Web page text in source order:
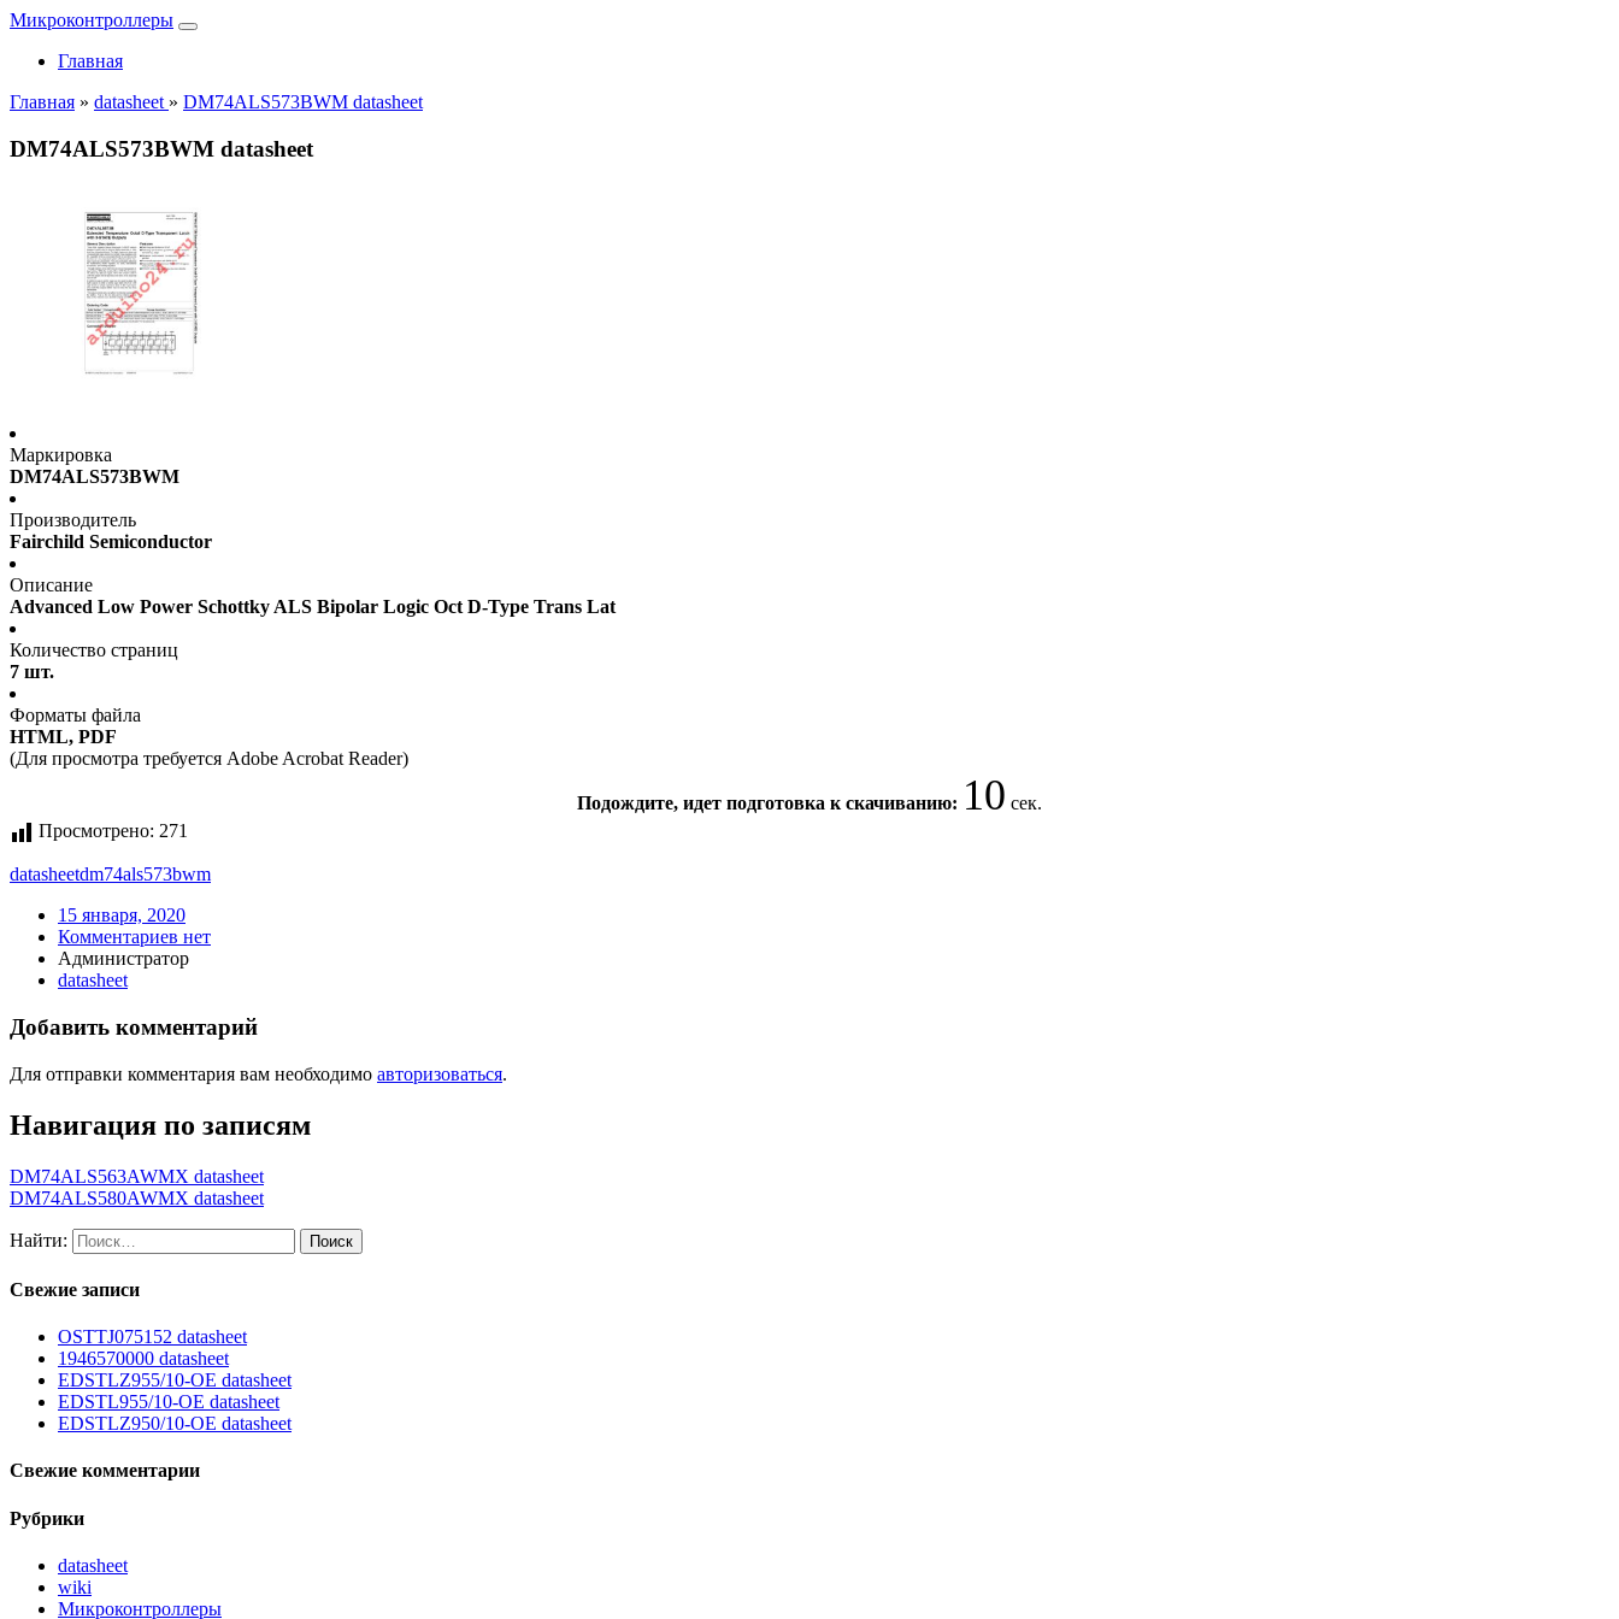
Микроконтроллеры
Главная
Главная » datasheet » DM74ALS573BWM datasheet
DM74ALS573BWM datasheet
Маркировка
DM74ALS573BWM
Производитель
Fairchild Semiconductor
Описание
Advanced Low Power Schottky ALS Bipolar Logic Oct D-Type Trans Lat
Количество страниц
7 шт.
Форматы файла
HTML, PDF
(Для просмотра требуется Adobe Acrobat Reader)
Подождите, идет подготовка к скачиванию: 10 сек.
Просмотрено: 271
datasheetdm74als573bwm
15 января, 2020
Комментариев нет
Администратор
datasheet
Добавить комментарий
Для отправки комментария вам необходимо авторизоваться.
Навигация по записям
DM74ALS563AWMX datasheet
DM74ALS580AWMX datasheet
Найти:
Свежие записи
OSTTJ075152 datasheet
1946570000 datasheet
EDSTLZ955/10-OE datasheet
EDSTL955/10-OE datasheet
EDSTLZ950/10-OE datasheet
Свежие комментарии
Рубрики
datasheet
wiki
Микроконтроллеры